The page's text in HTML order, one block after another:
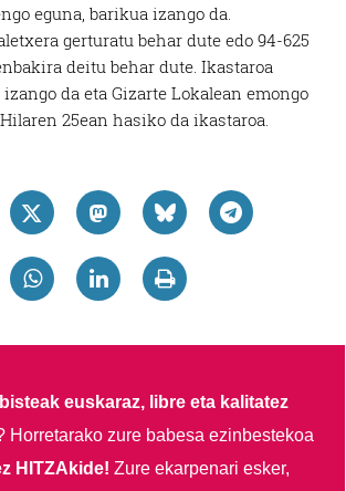
eguna, barikua izango da.
gerturatu behar dute edo 94-625
deitu behar dute. Ikastaroa
da eta Gizarte Lokalean emongo
25ean hasiko da ikastaroa.
euskaraz, libre eta kalitatez
Horretarako zure babesa ezinbestekoa
HITZAkide!Zure ekarpenari esker,